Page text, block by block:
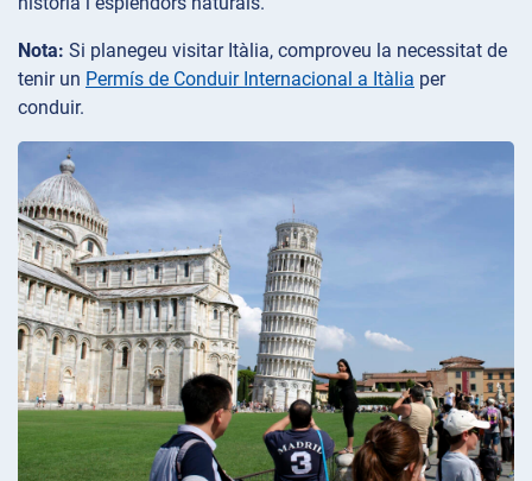
Nota: Si planegeu visitar Itàlia, comproveu la necessitat de
tenir un Permís de Conduir Internacional a Itàlia per
conduir.